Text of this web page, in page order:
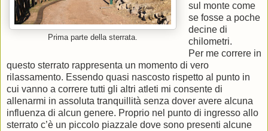
Prima parte della sterrata.
sul monte come
se fosse a poche
decine di
chilometri.
Per me correre in
questo sterrato rappresenta un momento di vero
rilassamento. Essendo quasi nascosto rispetto al punto in
cui vanno a correre tutti gli altri atleti mi consente di
allenarmi in assoluta tranquillità senza dover avere alcuna
influenza di alcun genere. Proprio nel punto di ingresso allo
sterrato c’è un piccolo piazzale dove sono presenti alcune